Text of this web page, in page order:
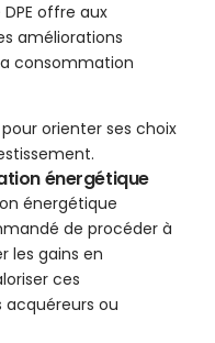
offre aux
améliorations
consommation
orienter ses choix
énergétique
énergétique
de procéder à
les gains en
ces
ou